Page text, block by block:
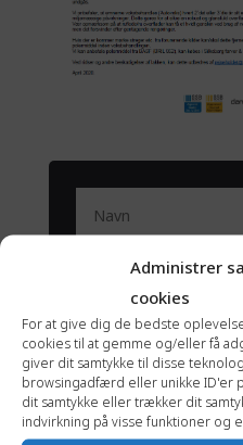
Administrer
cookies
For at give dig de bedste
cookies til at gemme og/eller få
giver dit samtykke til disse
browsingadfærd eller unikke ID'er
dit samtykke eller trækker dit
indvirkning på visse funktioner og